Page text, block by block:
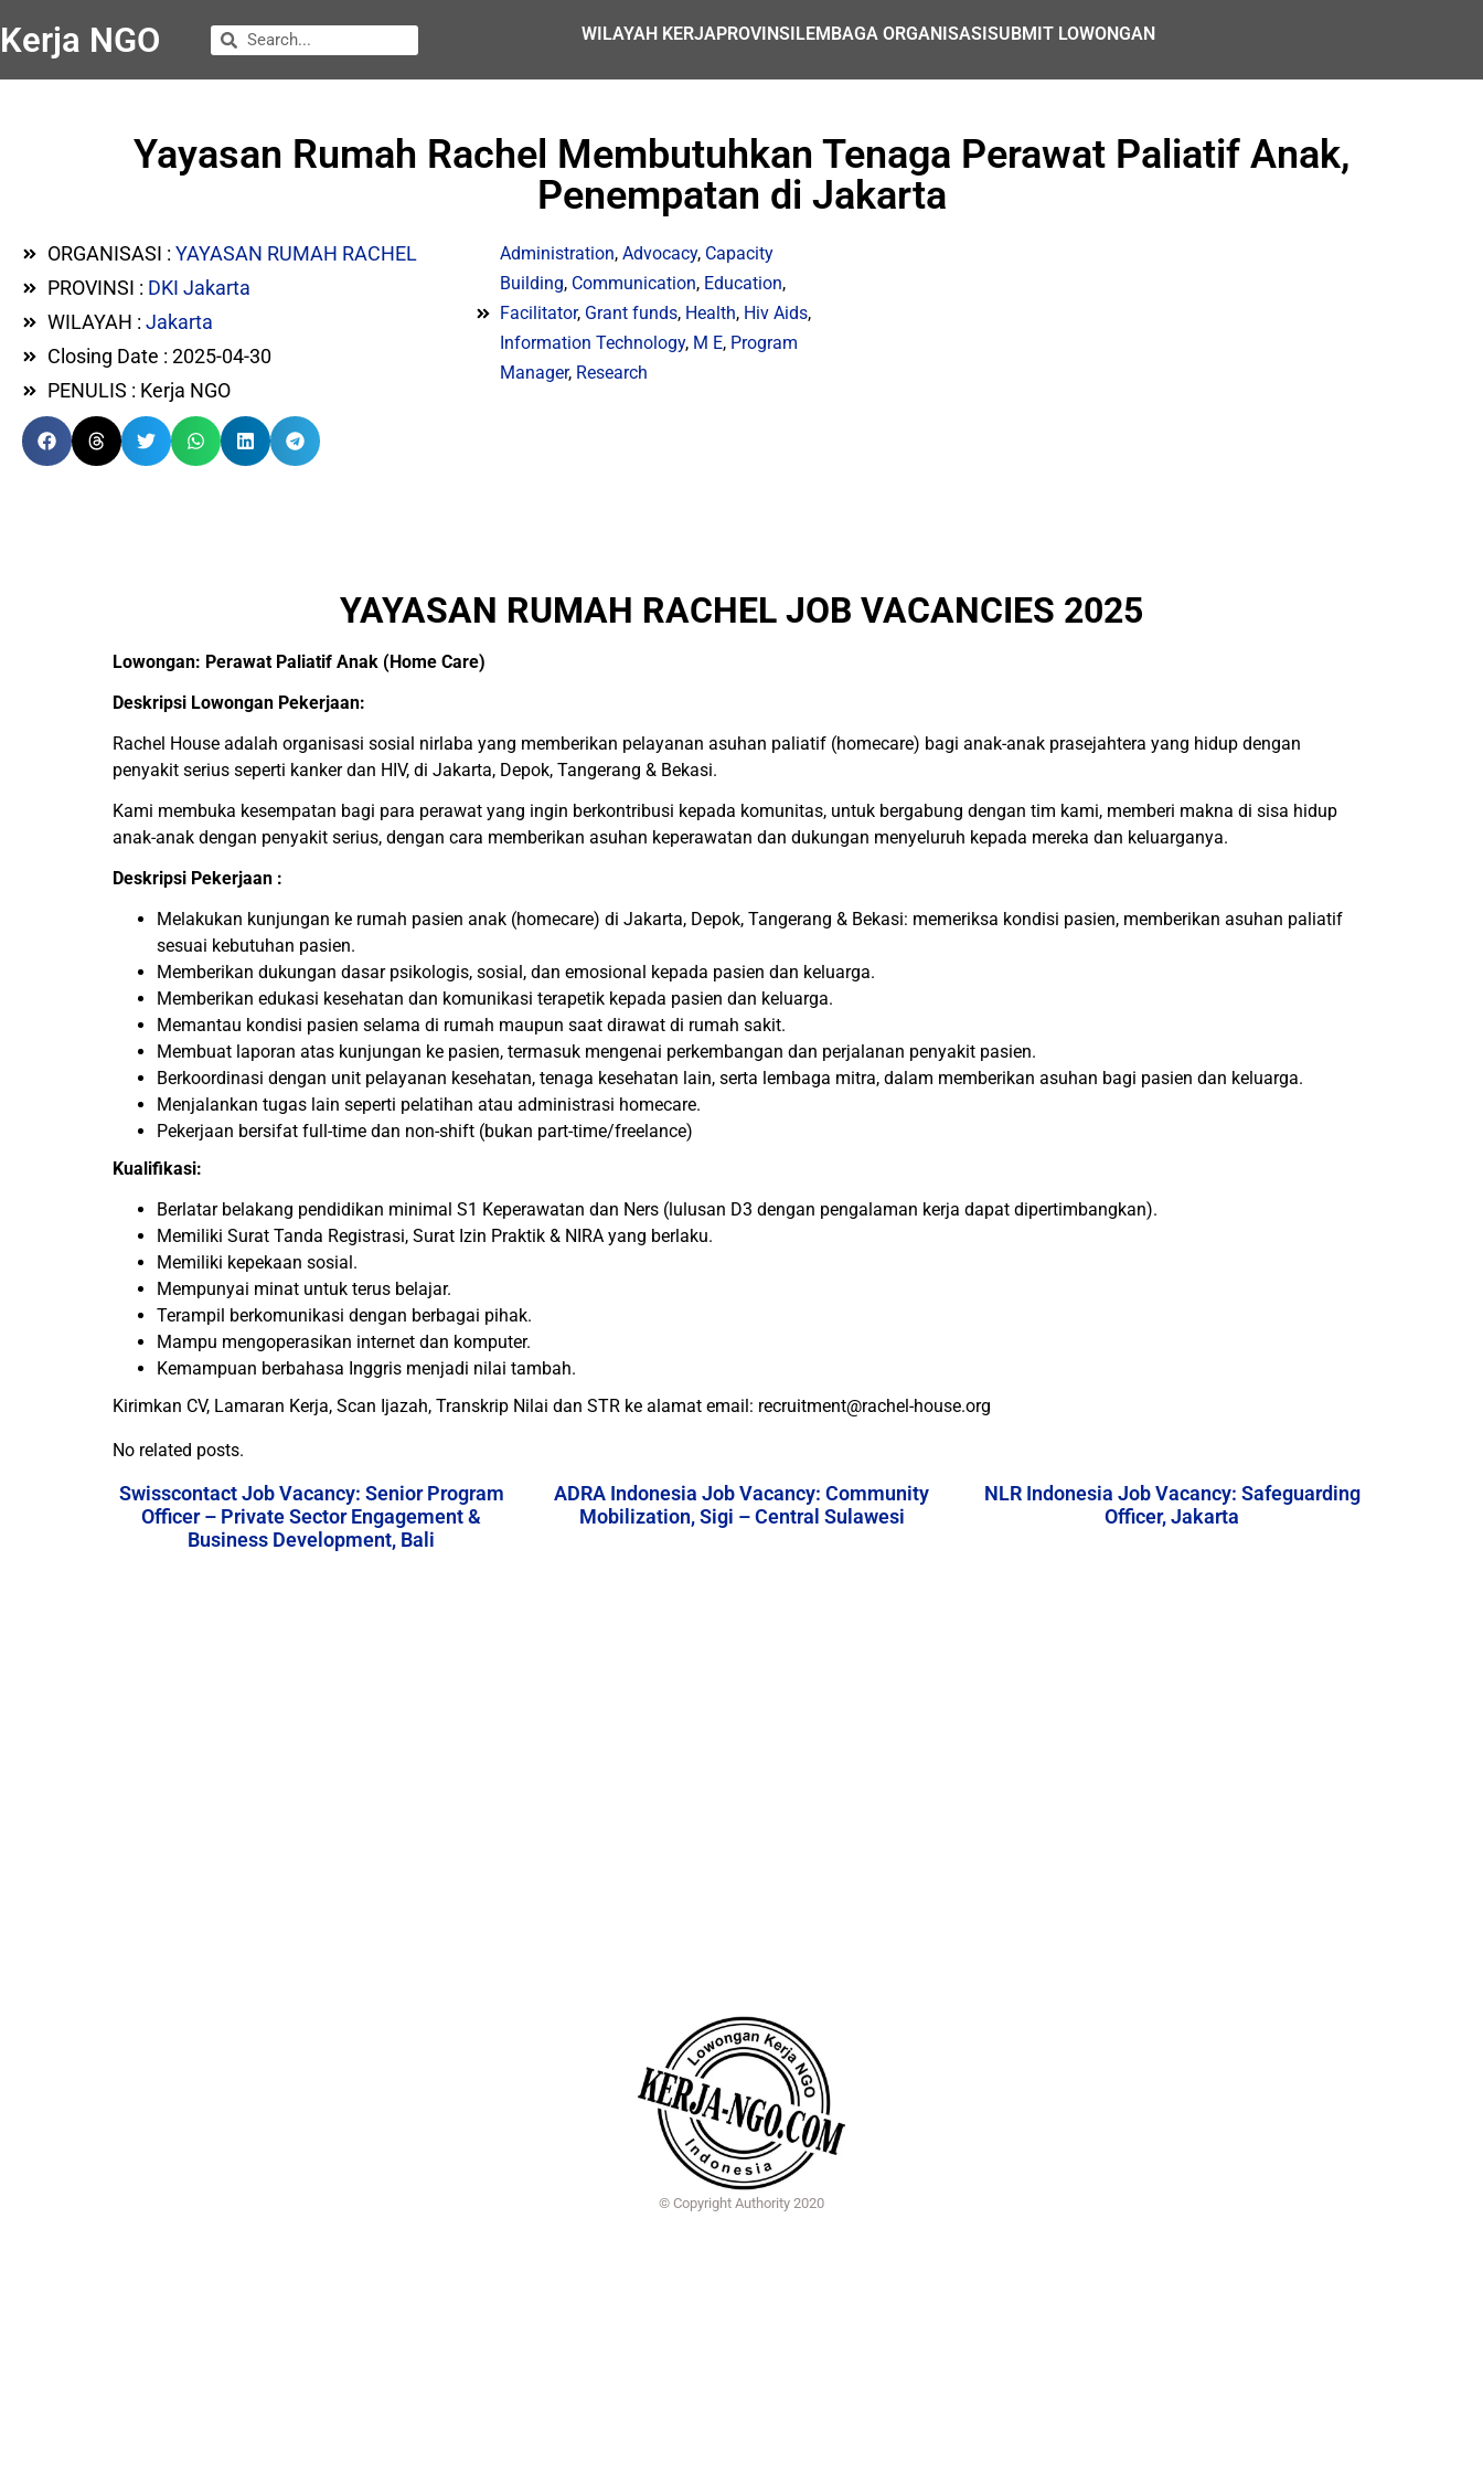
Kerja NGO WILAYAH KERJAPROVINSILEMBAGA ORGANISASISUBMIT LOWONGAN
Yayasan Rumah Rachel Membutuhkan Tenaga Perawat Paliatif Anak,
Penempatan di Jakarta
ORGANISASI : YAYASAN RUMAH RACHEL
PROVINSI : DKI Jakarta
WILAYAH : Jakarta
Closing Date : 2025-04-30
PENULIS : Kerja NGO
Administration,Advocacy, Capacity
Building, Communication, Education,
Facilitator, Grant funds, Health, Hiv Aids,
Information Technology, M E, Program
Manager, Research
YAYASAN RUMAH RACHEL JOB VACANCIES 2025
Lowongan: Perawat Paliatif Anak (Home Care)
Deskripsi Lowongan Pekerjaan:
Rachel House adalah organisasi sosial nirlaba yang memberikan pelayanan asuhan paliatif (homecare) bagi anak-anak prasejahtera yang hidup dengan
penyakit serius seperti kanker dan HIV, di Jakarta, Depok, Tangerang & Bekasi.
Kami membuka kesempatan bagi para perawat yang ingin berkontribusi kepada komunitas, untuk bergabung dengan tim kami, memberi makna di sisa hidup
anak-anak dengan penyakit serius, dengan cara memberikan asuhan keperawatan dan dukungan menyeluruh kepada mereka dan keluarganya.
Deskripsi Pekerjaan :
Melakukan kunjungan ke rumah pasien anak (homecare) di Jakarta, Depok, Tangerang & Bekasi: memeriksa kondisi pasien, memberikan asuhan paliatif
sesuai kebutuhan pasien.
Memberikan dukungan dasar psikologis, sosial, dan emosional kepada pasien dan keluarga.
Memberikan edukasi kesehatan dan komunikasi terapetik kepada pasien dan keluarga.
Memantau kondisi pasien selama di rumah maupun saat dirawat di rumah sakit.
Membuat laporan atas kunjungan ke pasien, termasuk mengenai perkembangan dan perjalanan penyakit pasien.
Berkoordinasi dengan unit pelayanan kesehatan, tenaga kesehatan lain, serta lembaga mitra, dalam memberikan asuhan bagi pasien dan keluarga.
Menjalankan tugas lain seperti pelatihan atau administrasi homecare.
Pekerjaan bersifat full-time dan non-shift (bukan part-time/freelance)
Kualifikasi:
Berlatar belakang pendidikan minimal S1 Keperawatan dan Ners (lulusan D3 dengan pengalaman kerja dapat dipertimbangkan).
Memiliki Surat Tanda Registrasi, Surat Izin Praktik & NIRA yang berlaku.
Memiliki kepekaan sosial.
Mempunyai minat untuk terus belajar.
Terampil berkomunikasi dengan berbagai pihak.
Mampu mengoperasikan internet dan komputer.
Kemampuan berbahasa Inggris menjadi nilai tambah.
Kirimkan CV, Lamaran Kerja, Scan Ijazah, Transkrip Nilai dan STR ke alamat email: recruitment@rachel-house.org
No related posts.
Swisscontact Job Vacancy: Senior Program
Officer – Private Sector Engagement &
Business Development, Bali
ADRA Indonesia Job Vacancy: Community
Mobilization, Sigi – Central Sulawesi
NLR Indonesia Job Vacancy: Safeguarding
Officer, Jakarta
© Copyright Authority 2020